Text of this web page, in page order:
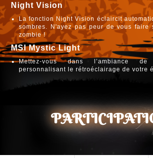
Night Vision
La fonction Night Vision éclaircit
sombres. N'ayez pas peur de vous faire
zombie !
MSI Mystic Light
Mettez-vous dans l’ambiance
personnalisant le rétroéclairage de votre